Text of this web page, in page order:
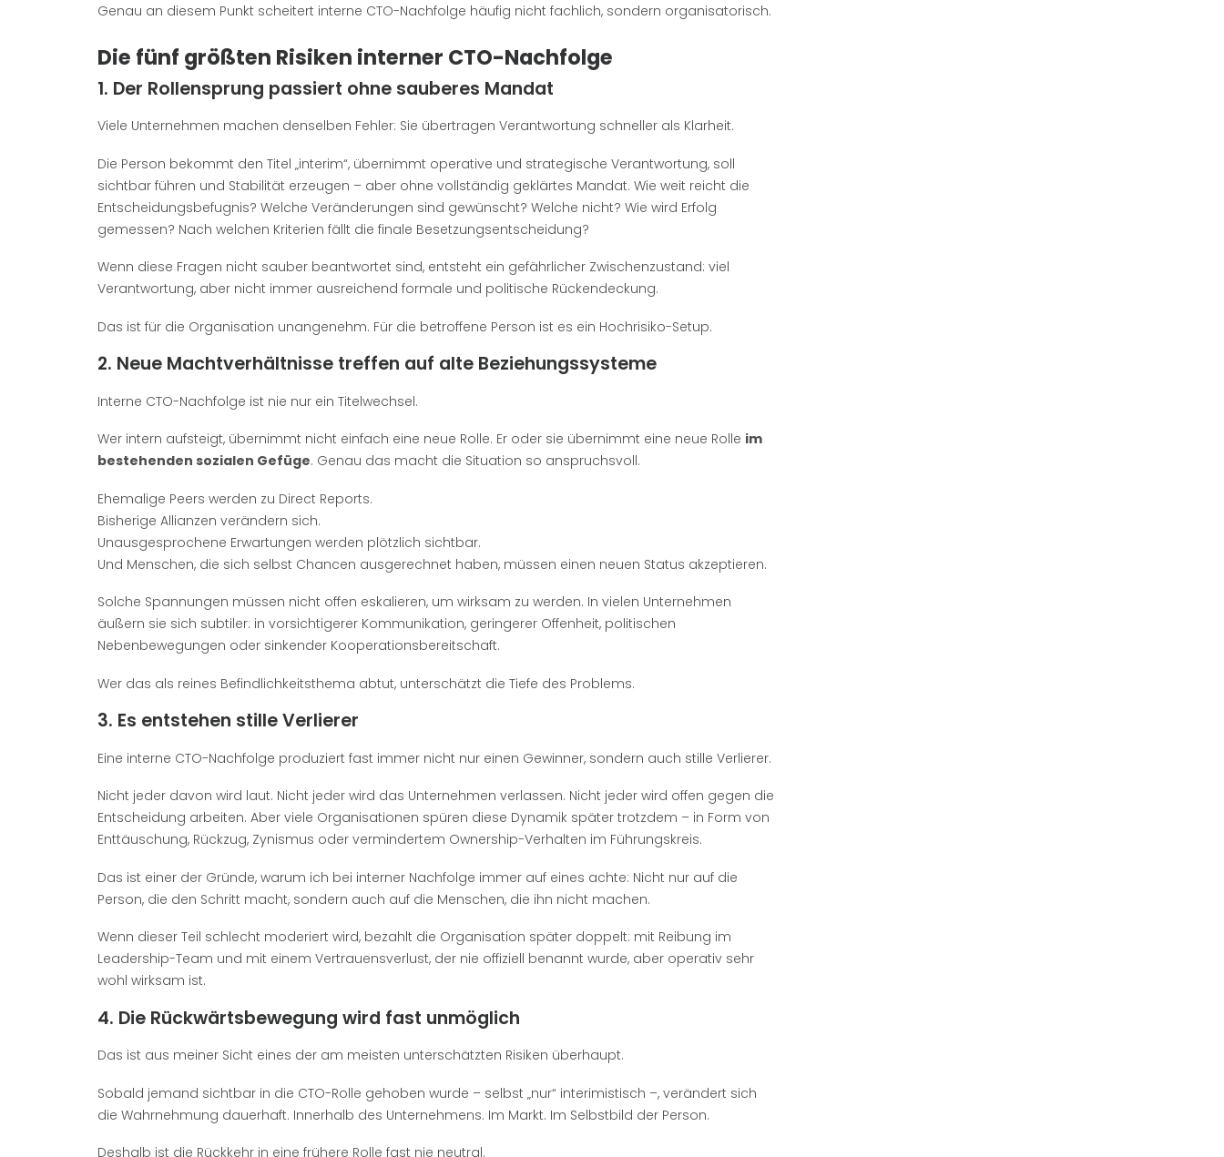
Genau an diesem Punkt scheitert interne CTO-Nachfolge häufig nicht fachlich, sondern organisatorisch.
Die fünf größten Risiken interner CTO-Nachfolge
1. Der Rollensprung passiert ohne sauberes Mandat
Viele Unternehmen machen denselben Fehler: Sie übertragen Verantwortung schneller als Klarheit.
Die Person bekommt den Titel „interim“, übernimmt operative und strategische Verantwortung, soll
sichtbar führen und Stabilität erzeugen – aber ohne vollständig geklärtes Mandat. Wie weit reicht die
Entscheidungsbefugnis? Welche Veränderungen sind gewünscht? Welche nicht? Wie wird Erfolg
gemessen? Nach welchen Kriterien fällt die finale Besetzungsentscheidung?
Wenn diese Fragen nicht sauber beantwortet sind, entsteht ein gefährlicher Zwischenzustand: viel
Verantwortung, aber nicht immer ausreichend formale und politische Rückendeckung.
Das ist für die Organisation unangenehm. Für die betroffene Person ist es ein Hochrisiko-Setup.
2. Neue Machtverhältnisse treffen auf alte Beziehungssysteme
Interne CTO-Nachfolge ist nie nur ein Titelwechsel.
Wer intern aufsteigt, übernimmt nicht einfach eine neue Rolle. Er oder sie übernimmt eine neue Rolle im
bestehenden sozialen Gefüge. Genau das macht die Situation so anspruchsvoll.
Ehemalige Peers werden zu Direct Reports.
Bisherige Allianzen verändern sich.
Unausgesprochene Erwartungen werden plötzlich sichtbar.
Und Menschen, die sich selbst Chancen ausgerechnet haben, müssen einen neuen Status akzeptieren.
Solche Spannungen müssen nicht offen eskalieren, um wirksam zu werden. In vielen Unternehmen
äußern sie sich subtiler: in vorsichtigerer Kommunikation, geringerer Offenheit, politischen
Nebenbewegungen oder sinkender Kooperationsbereitschaft.
Wer das als reines Befindlichkeitsthema abtut, unterschätzt die Tiefe des Problems.
3. Es entstehen stille Verlierer
Eine interne CTO-Nachfolge produziert fast immer nicht nur einen Gewinner, sondern auch stille Verlierer.
Nicht jeder davon wird laut. Nicht jeder wird das Unternehmen verlassen. Nicht jeder wird offen gegen die
Entscheidung arbeiten. Aber viele Organisationen spüren diese Dynamik später trotzdem – in Form von
Enttäuschung, Rückzug, Zynismus oder vermindertem Ownership-Verhalten im Führungskreis.
Das ist einer der Gründe, warum ich bei interner Nachfolge immer auf eines achte: Nicht nur auf die
Person, die den Schritt macht, sondern auch auf die Menschen, die ihn nicht machen.
Wenn dieser Teil schlecht moderiert wird, bezahlt die Organisation später doppelt: mit Reibung im
Leadership-Team und mit einem Vertrauensverlust, der nie offiziell benannt wurde, aber operativ sehr
wohl wirksam ist.
4. Die Rückwärtsbewegung wird fast unmöglich
Das ist aus meiner Sicht eines der am meisten unterschätzten Risiken überhaupt.
Sobald jemand sichtbar in die CTO-Rolle gehoben wurde – selbst „nur“ interimistisch –, verändert sich
die Wahrnehmung dauerhaft. Innerhalb des Unternehmens. Im Markt. Im Selbstbild der Person.
Deshalb ist die Rückkehr in eine frühere Rolle fast nie neutral.